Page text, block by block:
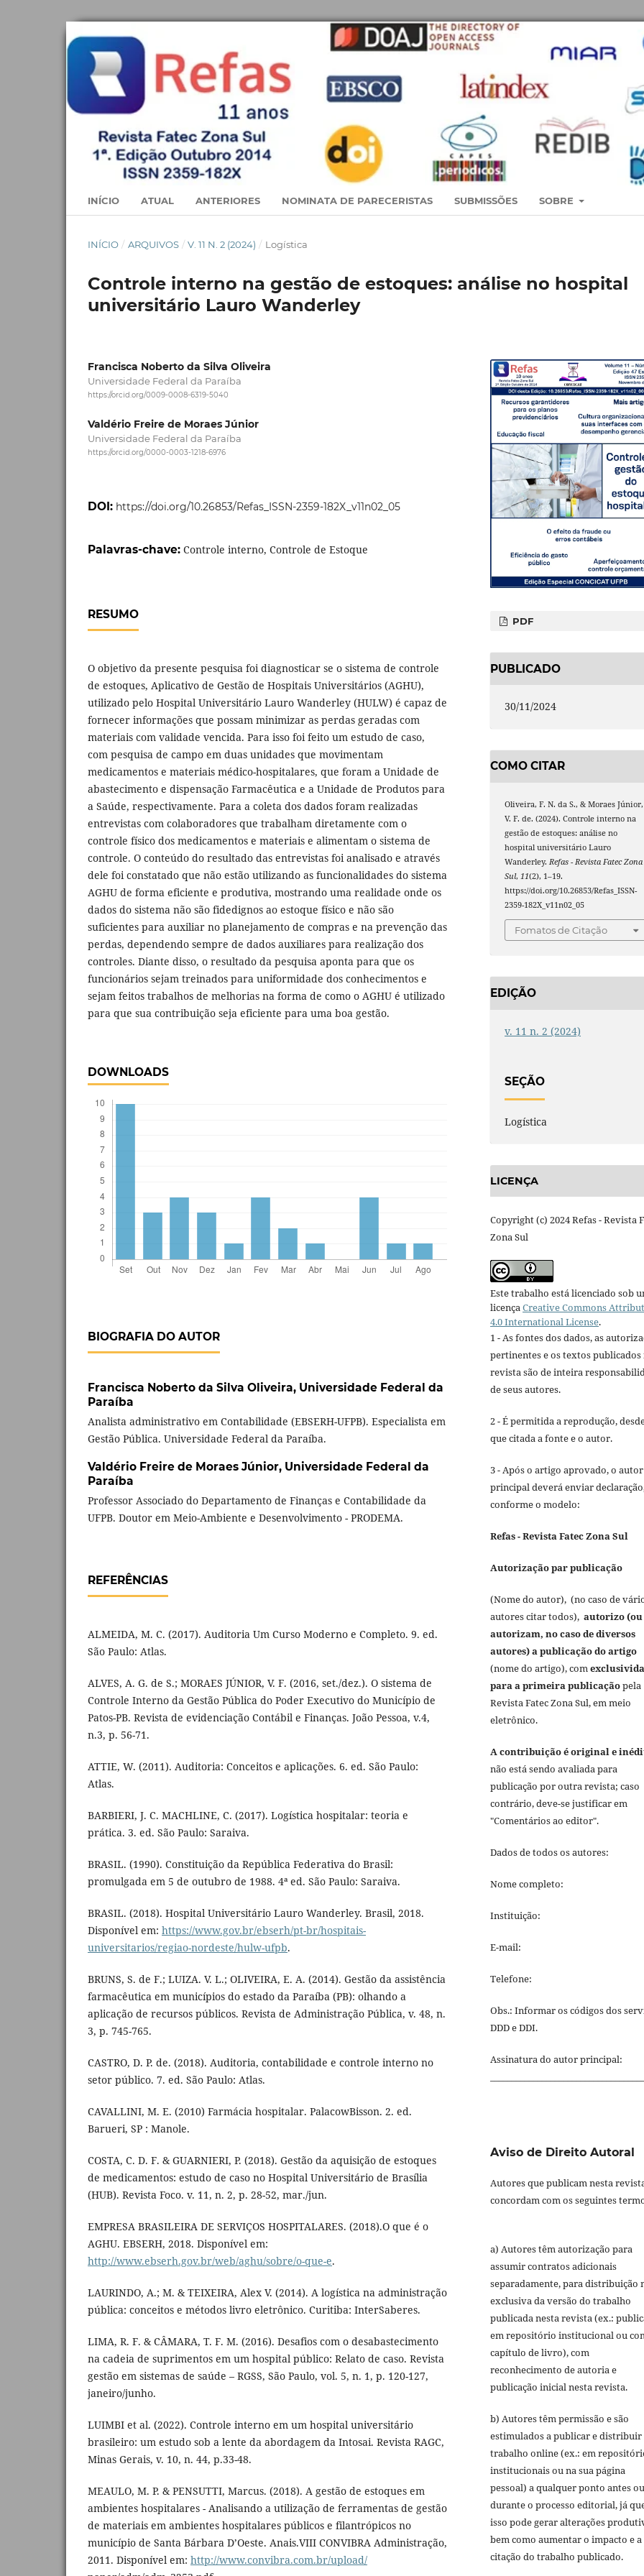
INÍCIO ATUAL ANTERIORES NOMINATA DE PARECERISTAS SUBMISSÕES SOBRE
INÍCIO / ARQUIVOS / V. 11 N. 2 (2024) / Logística
Controle interno na gestão de estoques: análise no hospital
universitário Lauro Wanderley
Francisca Noberto da Silva Oliveira
Universidade Federal da Paraíba
https://orcid.org/0009-0008-6319-5040
Valdério Freire de Moraes Júnior
Universidade Federal da Paraíba
https://orcid.org/0000-0003-1218-6976
DOI: https://doi.org/10.26853/Refas_ISSN-2359-182X_v11n02_05
Palavras-chave: Controle interno, Controle de Estoque
RESUMO
O objetivo da presente pesquisa foi diagnosticar se o sistema de controle
de estoques, Aplicativo de Gestão de Hospitais Universitários (AGHU),
utilizado pelo Hospital Universitário Lauro Wanderley (HULW) é capaz de
fornecer informações que possam minimizar as perdas geradas com
materiais com validade vencida. Para isso foi feito um estudo de caso,
com pesquisa de campo em duas unidades que movimentam
medicamentos e materiais médico-hospitalares, que foram a Unidade de
abastecimento e dispensação Farmacêutica e a Unidade de Produtos para
a Saúde, respectivamente. Para a coleta dos dados foram realizadas
entrevistas com colaboradores que trabalham diretamente com o
controle físico dos medicamentos e materiais e alimentam o sistema de
controle. O conteúdo do resultado das entrevistas foi analisado e através
dele foi constatado que não estão utilizando as funcionalidades do sistema
AGHU de forma eficiente e produtiva, mostrando uma realidade onde os
dados do sistema não são fidedignos ao estoque físico e não são
suficientes para auxiliar no planejamento de compras e na prevenção das
perdas, dependendo sempre de dados auxiliares para realização dos
controles. Diante disso, o resultado da pesquisa aponta para que os
funcionários sejam treinados para uniformidade dos conhecimentos e
sejam feitos trabalhos de melhorias na forma de como o AGHU é utilizado
para que sua contribuição seja eficiente para uma boa gestão.
DOWNLOADS
BIOGRAFIA DO AUTOR
Francisca Noberto da Silva Oliveira, Universidade Federal da
Paraíba
Analista administrativo em Contabilidade (EBSERH-UFPB). Especialista em
Gestão Pública. Universidade Federal da Paraíba.
Valdério Freire de Moraes Júnior, Universidade Federal da
Paraíba
Professor Associado do Departamento de Finanças e Contabilidade da
UFPB. Doutor em Meio-Ambiente e Desenvolvimento - PRODEMA.
REFERÊNCIAS
ALMEIDA, M. C. (2017). Auditoria Um Curso Moderno e Completo. 9. ed.
São Paulo: Atlas.
ALVES, A. G. de S.; MORAES JÚNIOR, V. F. (2016, set./dez.). O sistema de
Controle Interno da Gestão Pública do Poder Executivo do Município de
Patos-PB. Revista de evidenciação Contábil e Finanças. João Pessoa, v.4,
n.3, p. 56-71.
ATTIE, W. (2011). Auditoria: Conceitos e aplicações. 6. ed. São Paulo:
Atlas.
BARBIERI, J. C. MACHLINE, C. (2017). Logística hospitalar: teoria e
prática. 3. ed. São Paulo: Saraiva.
BRASIL. (1990). Constituição da República Federativa do Brasil:
promulgada em 5 de outubro de 1988. 4ª ed. São Paulo: Saraiva.
BRASIL. (2018). Hospital Universitário Lauro Wanderley. Brasil, 2018.
Disponível em: https://www.gov.br/ebserh/pt-br/hospitais-
universitarios/regiao-nordeste/hulw-ufpb.
BRUNS, S. de F.; LUIZA. V. L.; OLIVEIRA, E. A. (2014). Gestão da assistência
farmacêutica em municípios do estado da Paraíba (PB): olhando a
aplicação de recursos públicos. Revista de Administração Pública, v. 48, n.
3, p. 745-765.
CASTRO, D. P. de. (2018). Auditoria, contabilidade e controle interno no
setor público. 7. ed. São Paulo: Atlas.
CAVALLINI, M. E. (2010) Farmácia hospitalar. PalacowBisson. 2. ed.
Barueri, SP : Manole.
COSTA, C. D. F. & GUARNIERI, P. (2018). Gestão da aquisição de estoques
de medicamentos: estudo de caso no Hospital Universitário de Brasília
(HUB). Revista Foco. v. 11, n. 2, p. 28-52, mar./jun.
EMPRESA BRASILEIRA DE SERVIÇOS HOSPITALARES. (2018).O que é o
AGHU. EBSERH, 2018. Disponível em:
http://www.ebserh.gov.br/web/aghu/sobre/o-que-e.
LAURINDO, A.; M. & TEIXEIRA, Alex V. (2014). A logística na administração
pública: conceitos e métodos livro eletrônico. Curitiba: InterSaberes.
LIMA, R. F. & CÂMARA, T. F. M. (2016). Desafios com o desabastecimento
na cadeia de suprimentos em um hospital público: Relato de caso. Revista
gestão em sistemas de saúde – RGSS, São Paulo, vol. 5, n. 1, p. 120-127,
janeiro/junho.
LUIMBI et al. (2022). Controle interno em um hospital universitário
brasileiro: um estudo sob a lente da abordagem da Intosai. Revista RAGC,
Minas Gerais, v. 10, n. 44, p.33-48.
MEAULO, M. P. & PENSUTTI, Marcus. (2018). A gestão de estoques em
ambientes hospitalares - Analisando a utilização de ferramentas de gestão
de materiais em ambientes hospitalares públicos e filantrópicos no
município de Santa Bárbara D’Oeste. Anais.VIII CONVIBRA Administração,
2011. Disponível em: http://www.convibra.com.br/upload/
PDF
PUBLICADO
30/11/2024
COMO CITAR
Oliveira, F. N. da S., & Moraes Júnior,
V. F. de. (2024). Controle interno na
gestão de estoques: análise no
hospital universitário Lauro
Wanderley.Refas - Revista Fatec Zona
Sul,11(2), 1–19.
https://doi.org/10.26853/Refas_ISSN-
2359-182X_v11n02_05
Fomatos de Citação
EDIÇÃO
v. 11 n. 2 (2024)
SEÇÃO
Logística
LICENÇA
Copyright (c) 2024 Refas - Revista
Zona Sul
Este trabalho está licenciado sob
licençaCreative Commons
4.0 International License.
1 - As fontes dos dados, as
pertinentes e os textos publicados
revista são de inteira
de seus autores.
2 - É permitida a reprodução,
que citada a fonte e o autor.
3 - Após o artigo aprovado, o autor
principal deverá enviar
conforme o modelo:
Refas - Revista Fatec Zona Sul
Autorização par publicação
(Nome do autor), (no caso de
autores citar todos), autorizo (ou
autorizam, no caso de diversos
autores) a publicação do artigo
(nome do artigo), com
para a primeira publicaçãopela
Revista Fatec Zona Sul, em meio
eletrônico.
A contribuição é original e
não está sendo avaliada para
publicação por outra revista; caso
contrário, deve-se justificar em
"Comentários ao editor".
Dados de todos os autores:
Nome completo:
Instituição:
E-mail:
Telefone:
Obs.: Informar os códigos dos
DDD e DDI.
Assinatura do autor principal:
Aviso de Direito Autoral
Autores que publicam nesta
concordam com os seguintes
a) Autores têm autorização para
assumir contratos adicionais
separadamente, para distribuição
exclusiva da versão do trabalho
publicada nesta revista (ex.:
em repositório institucional ou
capítulo de livro), com
reconhecimento de autoria e
publicação inicial nesta revista.
b) Autores têm permissão e são
estimulados a publicar e distribuir
trabalho online (ex.: em
institucionais ou na sua página
pessoal) a qualquer ponto antes ou
durante o processo editorial, já
isso pode gerar alterações
bem como aumentar o impacto e a
citação do trabalho publicado.